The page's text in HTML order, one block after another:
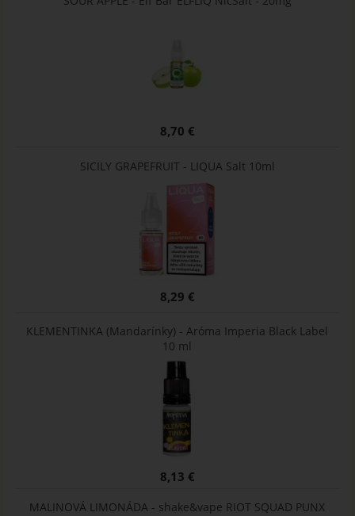
8,70 €
SICILY GRAPEFRUIT - LIQUA Salt 10ml
8,29 €
KLEMENTINKA (Mandarínky) - Aróma Imperia Black Label
10 ml
8,13 €
MALINOVÁ LIMONÁDA - shake&vape RIOT SQUAD PUNX